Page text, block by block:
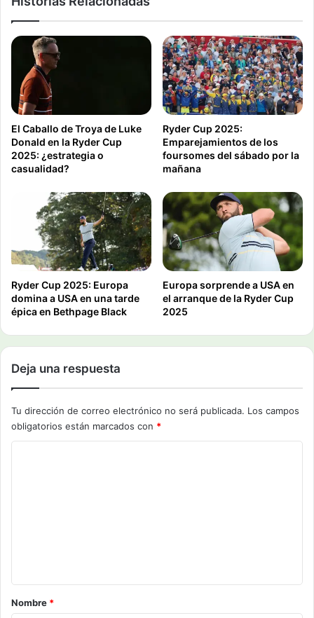
El Caballo de Troya de Luke
Donald en la Ryder Cup
2025: ¿estrategia o
casualidad?
Ryder Cup 2025:
Emparejamientos de los
foursomes del sábado por la
mañana
Ryder Cup 2025: Europa
domina a USA en una tarde
épica en Bethpage Black
Europa sorprende a USA en
el arranque de la Ryder Cup
2025
Deja una respuesta
Tu dirección de correo electrónico no será publicada. Los campos
obligatorios están marcados con *
rNombre *